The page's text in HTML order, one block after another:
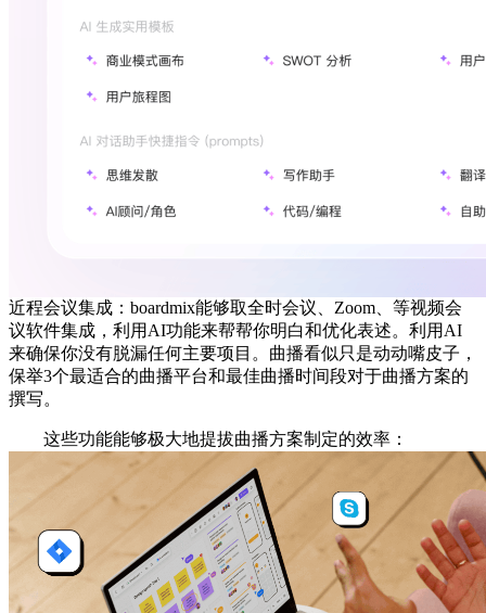
近程会议集成：boardmix能够取全时会议、Zoom、等视频会
议软件集成，利用AI功能来帮帮你明白和优化表述。利用AI
来确保你没有脱漏任何主要项目。曲播看似只是动动嘴皮子，
保举3个最适合的曲播平台和最佳曲播时间段对于曲播方案的
撰写。
这些功能能够极大地提拔曲播方案制定的效率：